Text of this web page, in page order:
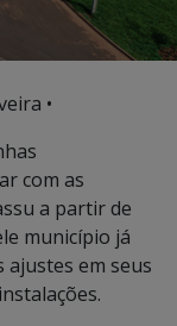
•
com as
a partir de
município já
em seus